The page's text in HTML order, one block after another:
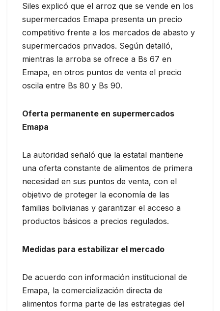
Siles explicó que el arroz que se vende en los
supermercados Emapa presenta un precio
competitivo frente a los mercados de abasto y
supermercados privados. Según detalló,
mientras la arroba se ofrece a Bs 67 en
Emapa, en otros puntos de venta el precio
oscila entre Bs 80 y Bs 90.
Oferta permanente en supermercados
Emapa
La autoridad señaló que la estatal mantiene
una oferta constante de alimentos de primera
necesidad en sus puntos de venta, con el
objetivo de proteger la economía de las
familias bolivianas y garantizar el acceso a
productos básicos a precios regulados.
Medidas para estabilizar el mercado
De acuerdo con información institucional de
Emapa, la comercialización directa de
alimentos forma parte de las estrategias del